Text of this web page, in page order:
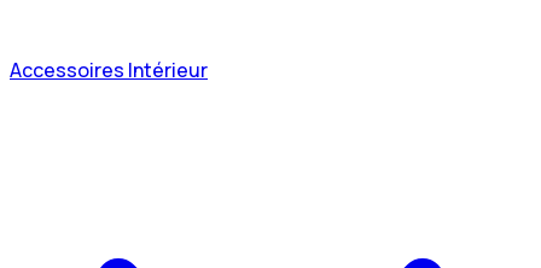
Accessoires Intérieur